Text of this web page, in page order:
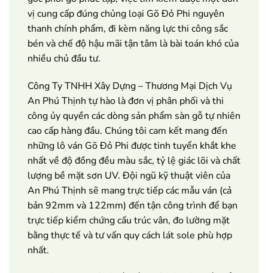
vị cung cấp đúng chủng loại Gõ Đỏ Phi nguyên
thanh chính phẩm, đi kèm năng lực thi công sắc
bén và chế độ hậu mãi tận tâm là bài toán khó của
nhiều chủ đầu tư.
Công Ty TNHH Xây Dựng – Thương Mại Dịch Vụ
An Phú Thịnh tự hào là đơn vị phân phối và thi
công ủy quyền các dòng sản phẩm sàn gỗ tự nhiên
cao cấp hàng đầu. Chúng tôi cam kết mang đến
những lô ván Gõ Đỏ Phi được tinh tuyển khắt khe
nhất về độ đồng đều màu sắc, tỷ lệ giác lõi và chất
lượng bề mặt sơn UV. Đội ngũ kỹ thuật viên của
An Phú Thịnh sẽ mang trực tiếp các mẫu ván (cả
bản 92mm và 122mm) đến tận công trình để bạn
trực tiếp kiểm chứng cấu trúc vân, đo lường mặt
bằng thực tế và tư vấn quy cách lát sole phù hợp
nhất.